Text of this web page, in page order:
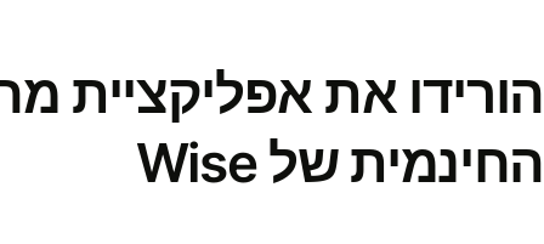
הורידו את אפליקציית
החינמית של Wise